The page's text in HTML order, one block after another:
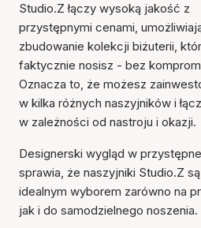
Studio.Z łączy wysoką jakość z
przystępnymi cenami,
zbudowanie kolekcji biżuterii,
faktycznie nosisz - bez
Oznacza to, że możesz
w kilka różnych naszyjników i
w zależności od nastroju i okazji.
Designerski wygląd w
sprawia, że naszyjniki Studio.Z są
idealnym wyborem zarówno na
jak i do samodzielnego noszenia.